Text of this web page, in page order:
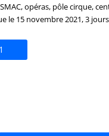
opéras, pôle cirque,
le 15 novembre 2021, 3